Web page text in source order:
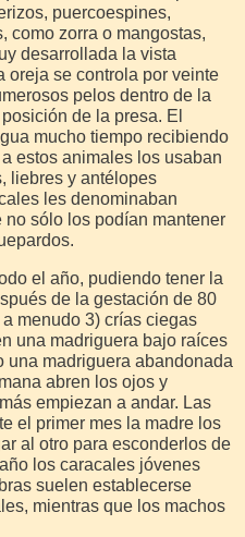
puercoespines,
como zorra o mangostas,
desarrollada la vista
oreja se controla por veinte
pelos dentro de la
de la presa. El
mucho tiempo recibiendo
estos animales los usaban
liebres y antélopes
les denominaban
no sólo los podían mantener
el año, pudiendo tener la
de la gestación de 80
menudo 3) crías ciegas
una madriguera bajo raíces
una madriguera abandonada
abren los ojos y
empiezan a andar. Las
el primer mes la madre los
al otro para esconderlos de
los caracales jóvenes
suelen establecerse
mientras que los machos